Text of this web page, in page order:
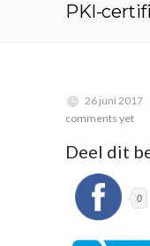
PKI-
26 juni 2017
comments yet
Deel dit
0